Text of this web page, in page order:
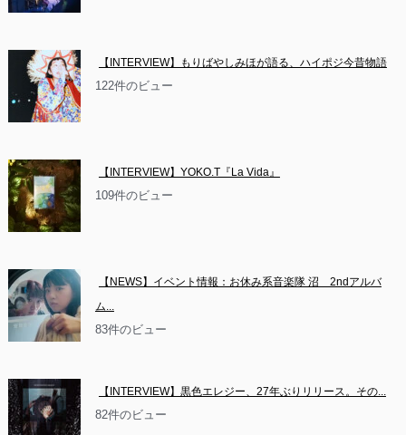
【INTERVIEW】もりばやしみほが語る、ハイポジ今昔物語
122件のビュー
【INTERVIEW】YOKO.T『La Vida』
109件のビュー
【NEWS】イベント情報：お休み系音楽隊 沼　2ndアルバ
ム...
83件のビュー
【INTERVIEW】黒色エレジー、27年ぶりリリース。その...
82件のビュー